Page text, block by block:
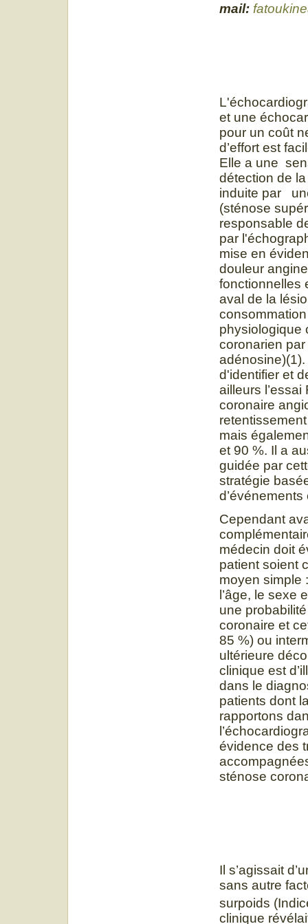
mail:
et une
pour un coût
d’effort est
Elle a une
détection de
induite par
(sténose
responsable
par
mise en
douleur
fonctionnelles
aval de la
physiologique
coronarien
d'identifier et
ailleurs
coronaire
mais
et 90 %. Il a
guidée par
stratégie
Cependant
médecin doit
patient soient
moyen simple
l’âge, le sexe
une
coronaire et
85 %) ou
ultérieure
clinique est
dans le
patients dont
rapportons
évidence des
sténose
Il s’agissait
sans autre
surpoids
clinique